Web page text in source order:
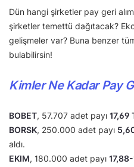
Dün hangi şirketler pay geri
şirketler temettü dağıtacak?
gelişmeler var? Buna benzer
bulabilirsin!
Kimler Ne Kadar Pay
BOBET, 57.707 adet payı 17,69
BORSK, 250.000 adet payı
aldı.
EKIM, 180.000 adet payı